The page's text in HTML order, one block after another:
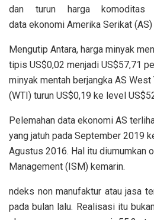
dan turun harga
data ekonomi Amerika Serikat
Mengutip Antara, harga minyak
tipis US$0,02 menjadi US$57,71
minyak mentah berjangka AS
(WTI) turun US$0,19 ke level
Pelemahan data ekonomi AS
yang jatuh pada September 2019
Agustus 2016. Hal itu diumumkan
Management (ISM) kemarin.
ndeks non manufaktur atau jasa
pada bulan lalu. Realisasi itu